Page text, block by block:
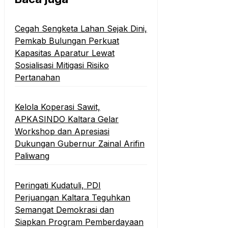
Cegah Sengketa Lahan Sejak Dini,
Pemkab Bulungan Perkuat
Kapasitas Aparatur Lewat
Sosialisasi Mitigasi Risiko
Pertanahan
Kelola Koperasi Sawit,
APKASINDO Kaltara Gelar
Workshop dan Apresiasi
Dukungan Gubernur Zainal Arifin
Paliwang
Peringati Kudatuli, PDI
Perjuangan Kaltara Teguhkan
Semangat Demokrasi dan
Siapkan Program Pemberdayaan